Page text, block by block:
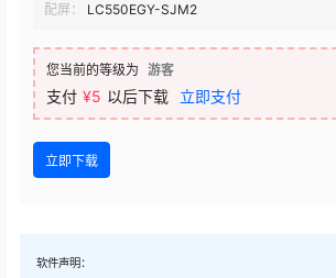
配屏：
LC550EGY-SJM2
您当前的等级为 游客
支付 ¥5 以后下载 立即支付
立即下载
软件声明：